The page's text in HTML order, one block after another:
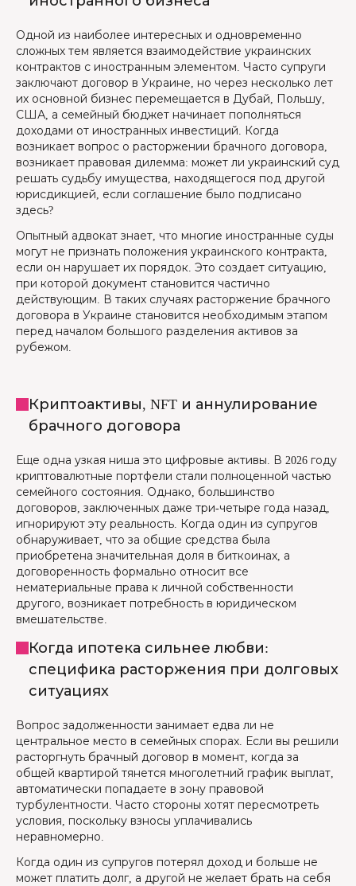
Одной из наиболее интересных и одновременно
сложных тем является взаимодействие украинских
контрактов с иностранным элементом. Часто супруги
заключают договор в Украине, но через несколько лет
их основной бизнес перемещается в Дубай, Польшу,
США, а семейный бюджет начинает пополняться
доходами от иностранных инвестиций. Когда
возникает вопрос о расторжении брачного договора,
возникает правовая дилемма: может ли украинский суд
решать судьбу имущества, находящегося под другой
юрисдикцией, если соглашение было подписано
здесь?
Опытный адвокат знает, что многие иностранные суды
могут не признать положения украинского контракта,
если он нарушает их порядок. Это создает ситуацию,
при которой документ становится частично
действующим. В таких случаях расторжение брачного
договора в Украине становится необходимым этапом
перед началом большого разделения активов за
рубежом.
Криптоактивы, NFT и аннулирование
брачного договора
Еще одна узкая ниша это цифровые активы. В 2026 году
криптовалютные портфели стали полноценной частью
семейного состояния. Однако, большинство
договоров, заключенных даже три-четыре года назад,
игнорируют эту реальность. Когда один из супругов
обнаруживает, что за общие средства была
приобретена значительная доля в биткоинах, а
договоренность формально относит все
нематериальные права к личной собственности
другого, возникает потребность в юридическом
вмешательстве.
Когда ипотека сильнее любви:
специфика расторжения при долговых
ситуациях
Вопрос задолженности занимает едва ли не
центральное место в семейных спорах. Если вы решили
расторгнуть брачный договор в момент, когда за
общей квартирой тянется многолетний график выплат,
автоматически попадаете в зону правовой
турбулентности. Часто стороны хотят пересмотреть
условия, поскольку взносы уплачивались
неравномерно.
Когда один из супругов потерял доход и больше не
может платить долг, а другой не желает брать на себя